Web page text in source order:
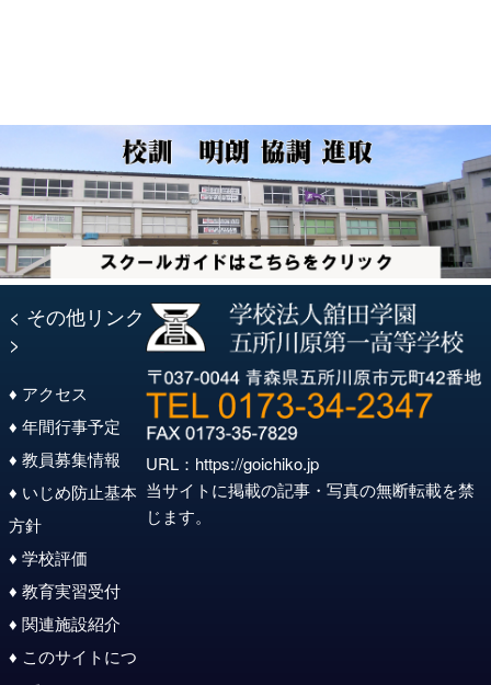
ョ
ン
< その他リンク
>
♦ アクセス
♦ 年間行事予定
♦ 教員募集情報
♦ いじめ防止基本
方針
♦ 学校評価
♦ 教育実習受付
♦ 関連施設紹介
♦ このサイトにつ
URL： https://goichiko.jp
当サイトに掲載の記事・写真の無断転載を禁
じます。